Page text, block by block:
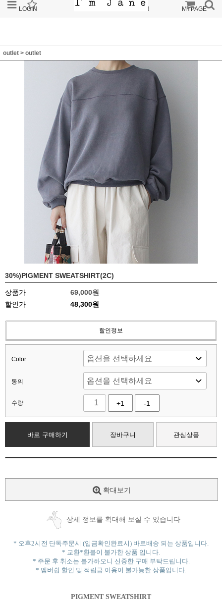
LOGIN ORDER MYPAGE
outlet > outlet
30%)PIGMENT SWEATSHIRT(2C)
상품가
69,000원
할인가
48,300원
할인정보
Color
동의
수량 +1 -1
바로 구매하기 장바구니 관심상품
확대보기
상세 정보를 확대해 보실 수 있습니다
* 오후2시전 단독주문시 (입금확인완료시) 바로배송 되는 상품입니다.
* 교환*환불이 불가한 상품 입니다.
* 주문 후 취소는 불가하오니 신중한 구매 부탁드립니다.
* 멤버쉽 할인 및 적립금 이용이 불가능한 상품입니다.
PIGMENT SWEATSHIRT